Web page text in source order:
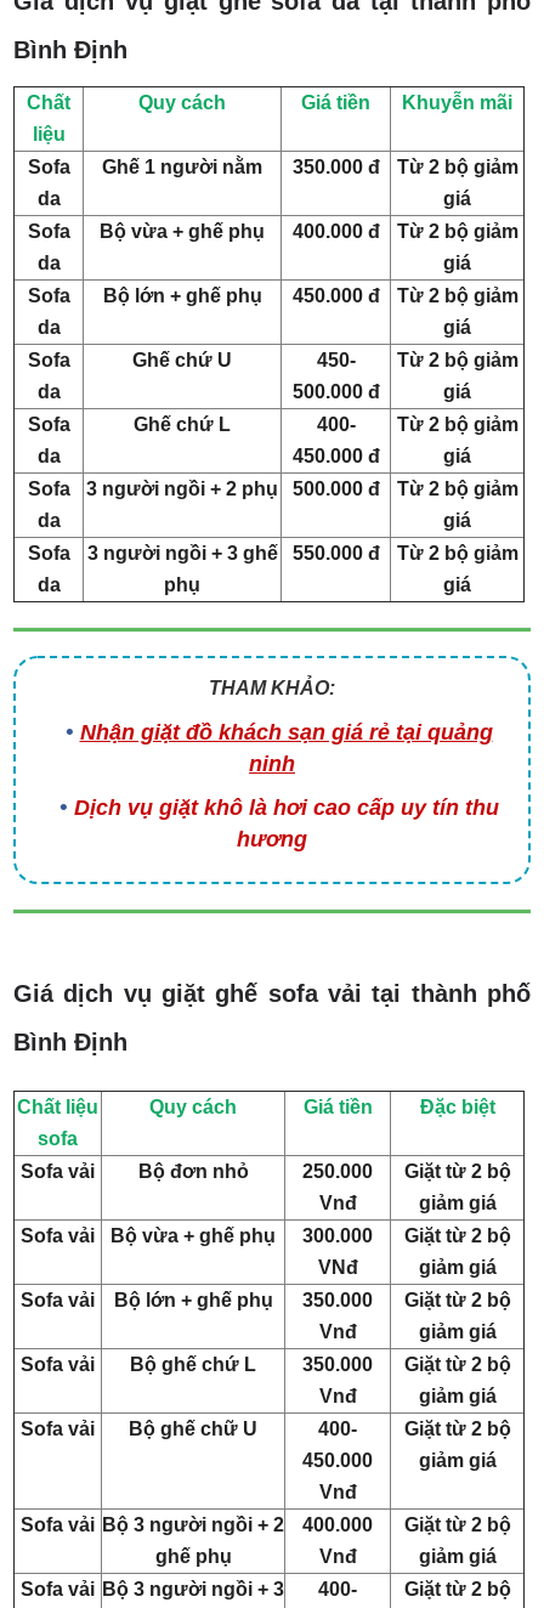
Bình Định
Chất
liệu
Quy cách Giá tiền Khuyễn mãi
Sofa
da
Ghế 1 người nằm 350.000 đ
Từ 2 bộ giảm
giá
Sofa
da
Bộ vừa + ghế phụ 400.000 đ
Từ 2 bộ giảm
giá
Sofa
da
Bộ lớn + ghế phụ 450.000 đ
Từ 2 bộ giảm
giá
Sofa
da
Ghế chứ U
450-
500.000 đ
Từ 2 bộ giảm
giá
Sofa
da
Ghế chứ L
400-
450.000 đ
Từ 2 bộ giảm
giá
Sofa
da
3 người ngồi + 2 phụ 500.000 đ
Từ 2 bộ giảm
giá
Sofa
da
3 người ngồi + 3 ghế
phụ
550.000 đ
Từ 2 bộ giảm
giá
THAM KHẢO:
Nhận giặt đồ khách sạn giá rẻ tại quảng
ninh
Dịch vụ giặt khô là hơi cao cấp uy tín thu
hương
Giá dịch vụ giặt ghế sofa vải tại thành phố
Bình Định
Chất liệu
sofa
Quy cách Giá tiền Đặc biệt
Sofa vải Bộ đơn nhỏ
250.000
Vnđ
Giặt từ 2 bộ
giảm giá
Sofa vải
Bộ vừa + ghế phụ
300.000
VNđ
Giặt từ 2 bộ
giảm giá
Sofa vải
Bộ lớn + ghế phụ
350.000
Vnđ
Giặt từ 2 bộ
giảm giá
Sofa vải
Bộ ghế chứ L
350.000
Vnđ
Giặt từ 2 bộ
giảm giá
Sofa vải
Bộ ghế chữ U
400-
450.000
Vnđ
Giặt từ 2 bộ
giảm giá
Sofa vải Bộ 3 người ngồi + 2
ghế phụ
400.000
Vnđ
Giặt từ 2 bộ
giảm giá
Sofa vải Bộ 3 người ngồi + 3
400-
Giặt từ 2 bộ